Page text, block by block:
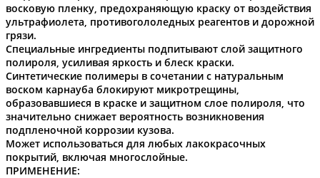
восковую пленку, предохраняющую краску от воздействия
ультрафиолета, противогололедных реагентов и дорожной
грязи.
Специальные ингредиенты подпитывают слой защитного
полироля, усиливая яркость и блеск краски.
Синтетические полимеры в сочетании с натуральным
воском карнауба блокируют микротрещины,
образовавшиеся в краске и защитном слое полироля, что
значительно снижает вероятность возникновения
подпленочной коррозии кузова.
Может использоваться для любых лакокрасочных
покрытий, включая многослойные.
ПРИМЕНЕНИЕ: